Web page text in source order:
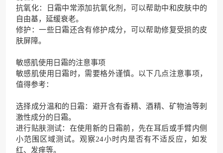
抗氧化：日霜中常添加抗氧化剂，可以帮助中和皮肤中的
自由基，延缓衰老。
修护：一些日霜还含有修护成分，可以帮助修复受损的皮
肤屏障。
敏感肌使用日霜的注意事项
敏感肌使用日霜时，需要格外谨慎。以下几点注意事项，
值得参考：
选择成分温和的日霜：避开含有香精、酒精、矿物油等刺
激性成分的日霜。
进行贴肤测试：在使用新的日霜前，先在耳后或手臂内侧
小范围区域测试。观察24小时内是否有不适反应，如发
红、发痒等。